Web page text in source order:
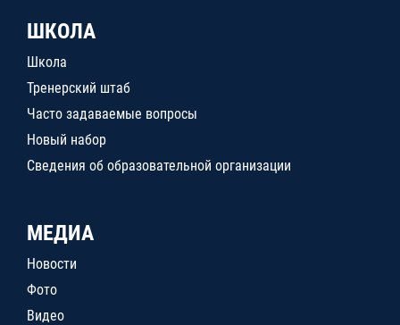
ШКОЛА
Школа
Тренерский штаб
Часто задаваемые вопросы
Новый набор
Сведения об образовательной организации
МЕДИА
Новости
Фото
Видео